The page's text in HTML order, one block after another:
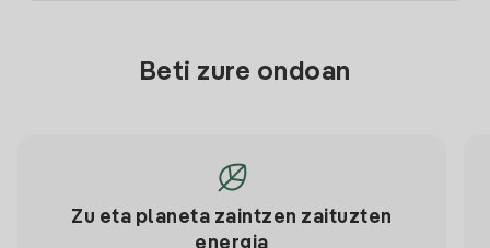
Beti zure ondoan
Zu eta planeta zaintzen zaituzten
energia